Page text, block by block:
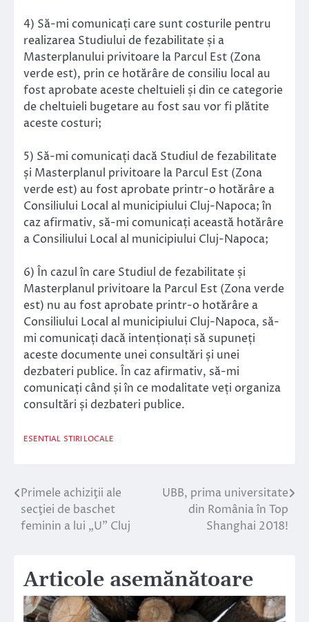
4) Să-mi comunicați care sunt costurile pentru
realizarea Studiului de fezabilitate și a
Masterplanului privitoare la Parcul Est (Zona
verde est), prin ce hotărâre de consiliu local au
fost aprobate aceste cheltuieli și din ce categorie
de cheltuieli bugetare au fost sau vor fi plătite
aceste costuri;
5) Să-mi comunicați dacă Studiul de fezabilitate
și Masterplanul privitoare la Parcul Est (Zona
verde est) au fost aprobate printr-o hotărâre a
Consiliului Local al municipiului Cluj-Napoca; în
caz afirmativ, să-mi comunicați această hotărâre
a Consiliului Local al municipiului Cluj-Napoca;
6) În cazul în care Studiul de fezabilitate și
Masterplanul privitoare la Parcul Est (Zona verde
est) nu au fost aprobate printr-o hotărâre a
Consiliului Local al municipiului Cluj-Napoca, să-
mi comunicați dacă intenționați să supuneți
aceste documente unei consultări și unei
dezbateri publice. În caz afirmativ, să-mi
comunicați când și în ce modalitate veți organiza
consultări și dezbateri publice.
ESENTIAL STIRI LOCALE
Navigare
în
Primele achiziţii ale
secţiei de baschet
feminin a lui „U” Cluj
UBB, prima universitate
din România în Top
Shanghai 2018!
Articole asemănătoare